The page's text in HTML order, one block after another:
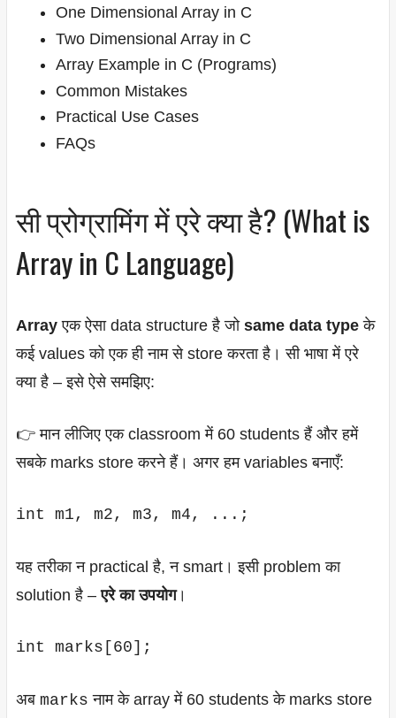
One Dimensional Array in C
Two Dimensional Array in C
Array Example in C (Programs)
Common Mistakes
Practical Use Cases
FAQs
सी प्रोग्रामिंग में एरे क्या है? (What is
Array in C Language)
Arrayएक ऐसा data structure है जो same data typeके
कई values को एक ही नाम से store करता है। सी भाषा में एरे
क्या है – इसे ऐसे समझिए:
👉 मान लीजिए एक classroom में 60 students हैं और हमें
सबके marks store करने हैं। अगर हम variables बनाएँ:
int m1, m2, m3, m4, ...;
यह तरीका न practical है, न smart। इसी problem का
solution है –एरे का उपयोग।
int marks[60];
अब marks नाम के array में 60 students के marks store